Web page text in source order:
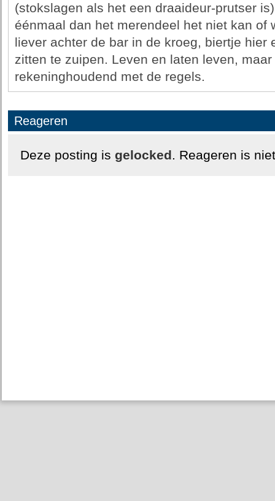
(stokslagen als het een draaideur-prutser
éénmaal dan het merendeel het niet kan of
liever achter de bar in de kroeg, biertje hier
zitten te zuipen. Leven en laten leven, maar
rekeninghoudend met de regels.
Reageren
Deze posting is gelocked. Reageren is